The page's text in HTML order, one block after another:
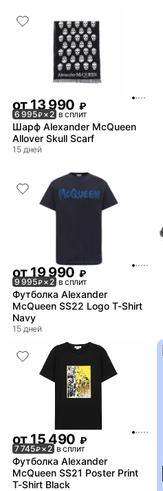
от13 990 ₽
6 995₽× 2 в сплит
Шарф Alexander McQueen
Allover Skull Scarf
15 дней
от 19 990 ₽
9 995₽× 2 в сплит
Футболка Alexander
McQueen SS22 Logo T-Shirt
Navy
15 дней
от15 490 ₽
7 745₽× 2 в сплит
Футболка Alexander
McQueen SS21 Poster Print
T-Shirt Black